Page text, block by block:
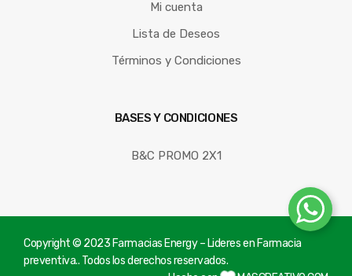
Mi cuenta
Lista de Deseos
Términos y Condiciones
BASES Y CONDICIONES
B&C PROMO 2X1
Copyright © 2023 Farmacias Energy – Lideres en Farmacia
preventiva.. Todos los derechos reservados.